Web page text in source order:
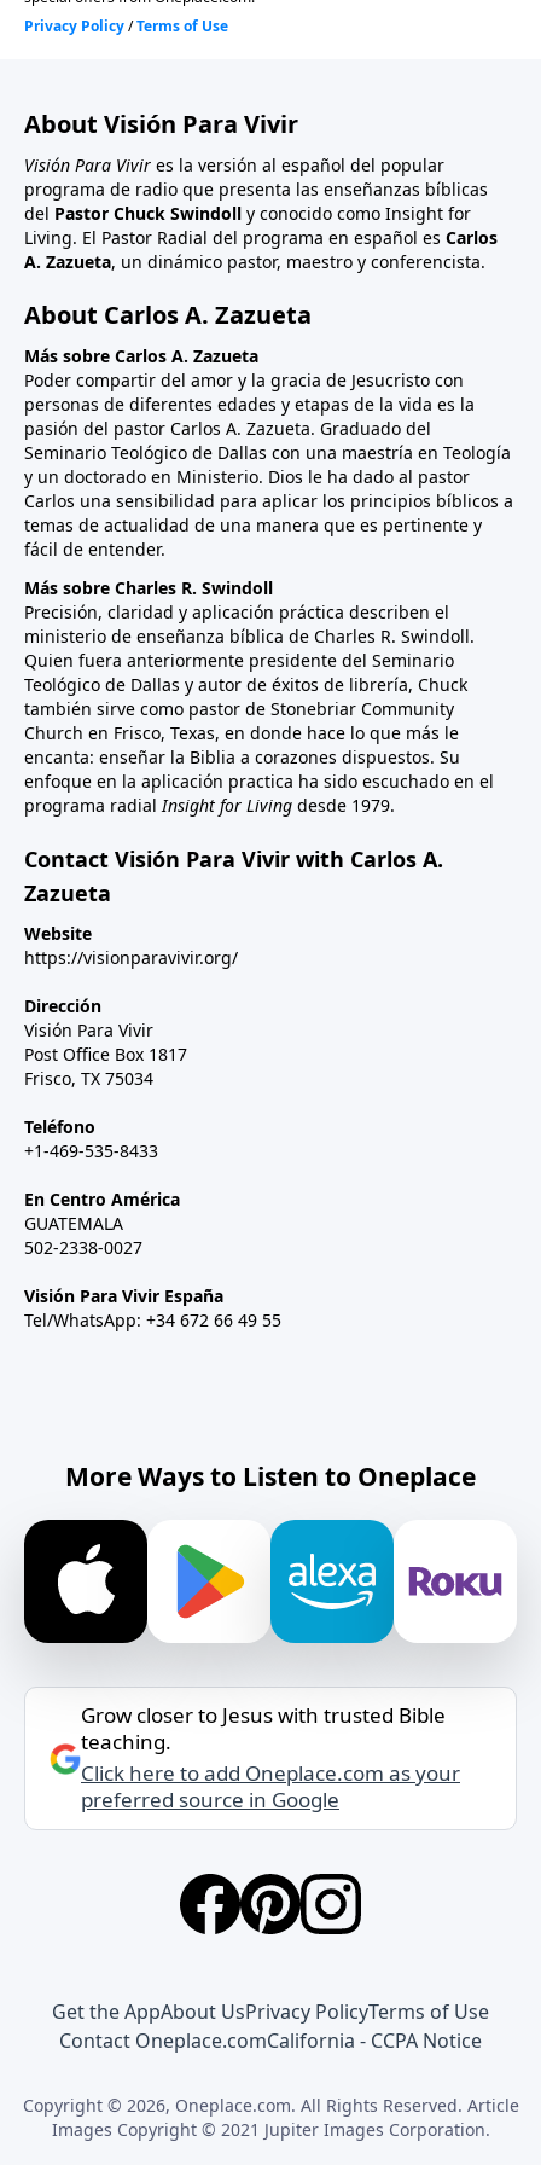
About Visión Para Vivir
Visión Para Vivir es la versión al español del popular
programa de radio que presenta las enseñanzas bíblicas
del Pastor Chuck Swindoll y conocido como Insight for
Living. El Pastor Radial del programa en español es Carlos
A. Zazueta, un dinámico pastor, maestro y conferencista.
About Carlos A. Zazueta
Más sobre Carlos A. Zazueta
Poder compartir del amor y la gracia de Jesucristo con
personas de diferentes edades y etapas de la vida es la
pasión del pastor Carlos A. Zazueta. Graduado del
Seminario Teológico de Dallas con una maestría en Teología
y un doctorado en Ministerio. Dios le ha dado al pastor
Carlos una sensibilidad para aplicar los principios bíblicos a
temas de actualidad de una manera que es pertinente y
fácil de entender.
Más sobre Charles R. Swindoll
Precisión, claridad y aplicación práctica describen el
ministerio de enseñanza bíblica de Charles R. Swindoll.
Quien fuera anteriormente presidente del Seminario
Teológico de Dallas y autor de éxitos de librería, Chuck
también sirve como pastor de Stonebriar Community
Church en Frisco, Texas, en donde hace lo que más le
encanta: enseñar la Biblia a corazones dispuestos. Su
enfoque en la aplicación practica ha sido escuchado en el
programa radialInsight for Living desde 1979.
Contact Visión Para Vivir with Carlos A.
Zazueta
Website
https://visionparavivir.org/
Dirección
Visión Para Vivir
Post Office Box 1817
Frisco, TX 75034
Teléfono
+1-469-535-8433
En Centro América
GUATEMALA
502-2338-0027
Visión Para Vivir España
Tel/WhatsApp: +34 672 66 49 55
More Ways to Listen to Oneplace
Grow closer to Jesus with trusted Bible
teaching.
Click here to add Oneplace.com as your
preferred source in Google
Get the AppAbout UsPrivacy PolicyTerms of Use
Contact Oneplace.comCalifornia - CCPA Notice
Copyright © 2026, Oneplace.com. All Rights Reserved. Article
Images Copyright © 2021 Jupiter Images Corporation.